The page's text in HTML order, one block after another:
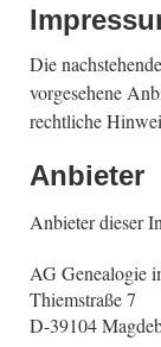
Die
vorgesehene
rechtliche
Anbieter
Anbieter dieser
AG Genealogie
Thiemstraße 7
D-39104